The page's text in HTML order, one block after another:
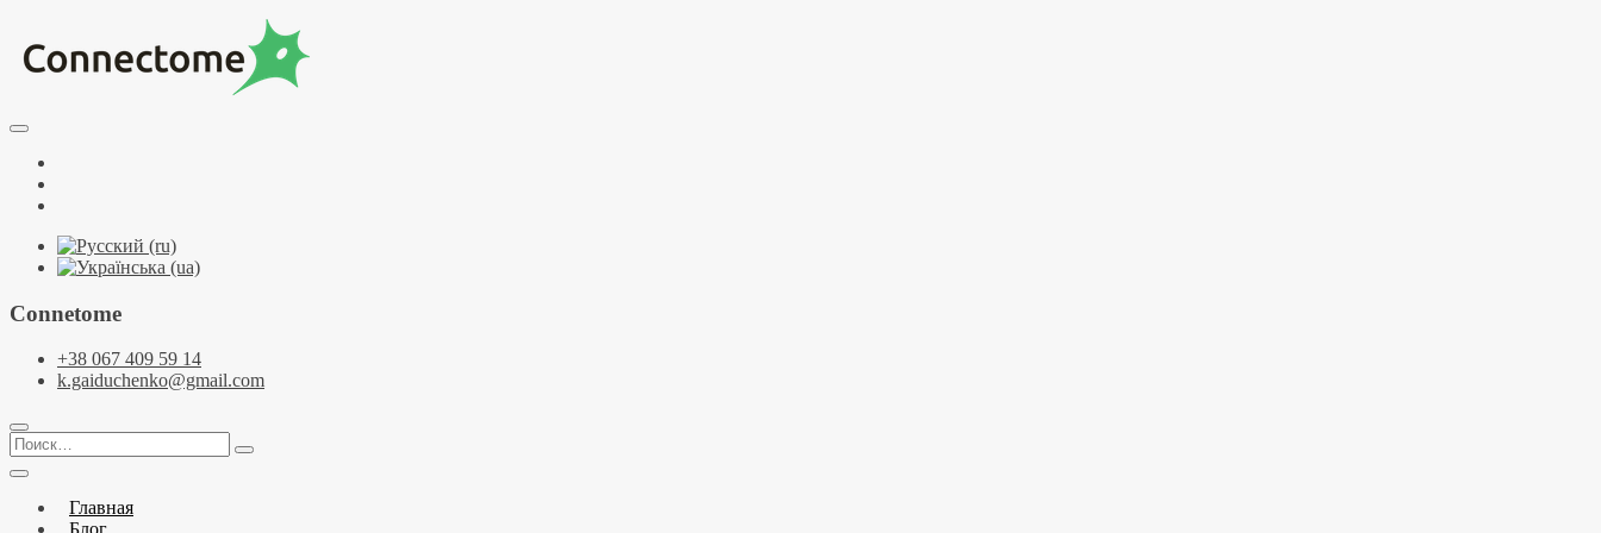
содержимому
Курсы по НЛП и коучингу. НЛП-Практик. НЛП-Мастер. Школа Нейрокоучинга. Метапрограммы
Connetome
+38 067 409 59 14
k.gaiduchenko@gmail.com
Поиск…
Главная